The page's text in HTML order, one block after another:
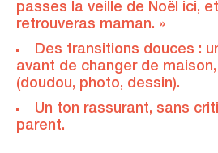
passes la veille de Noël ici,
retrouveras maman. »
Des transitions douces :
avant de changer de
(doudou, photo, dessin).
Un ton rassurant, sans
parent.